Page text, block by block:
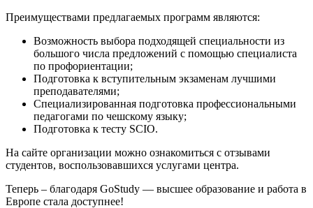
Преимуществами предлагаемых программ являются:
Возможность выбора подходящей специальности из
большого числа предложений с помощью специалиста
по профориентации;
Подготовка к вступительным экзаменам лучшими
преподавателями;
Специализированная подготовка профессиональными
педагогами по чешскому языку;
Подготовка к тесту SCIO.
На сайте организации можно ознакомиться с отзывами
студентов, воспользовавшихся услугами центра.
Теперь – благодаря GoStudy — высшее образование и работа в
Европе стала доступнее!